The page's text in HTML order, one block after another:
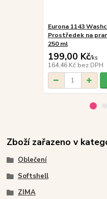
Eurona 1143
Prostředek na
250 ml
199,00 Kč/ks
164,46 Kč bez DPH
Zboží zařazeno v
Oblečení
Softshell
ZIMA